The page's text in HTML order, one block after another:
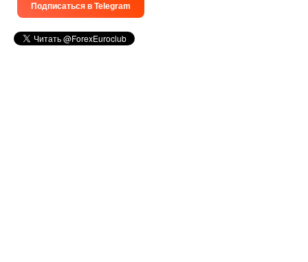
Подписаться в Telegram